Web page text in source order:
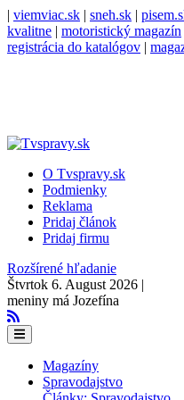
| viemviac.sk | sneh.sk |
kvalitne | motoristický magazín
registrácia do katalógov |
O Tvspravy.sk
Podmienky
Reklama
Pridaj článok
Pridaj firmu
Rozšírené hľadanie
Štvrtok 6. August 2026 |
meniny má Jozefína
Magazíny
Spravodajstvo